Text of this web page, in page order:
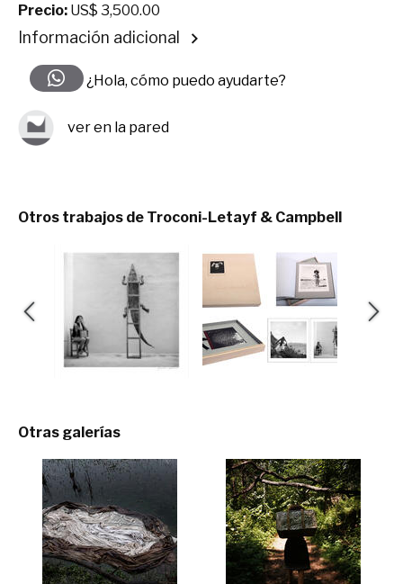
Precio: US$ 3,500.00
Información adicional
¿Hola, cómo puedo ayudarte?
ver en la pared
Otros trabajos de Troconi-Letayf & Campbell
Otras galerías